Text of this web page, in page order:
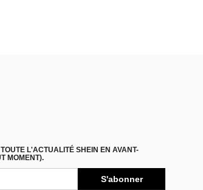
L'ACTUALITÉ SHEIN EN AVANT-
MOMENT).
S'abonner